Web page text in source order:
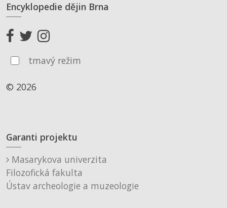
Encyklopedie dějin Brna
tmavý režim
© 2026
Garanti projektu
Masarykova univerzita
Filozofická fakulta
Ústav archeologie a muzeologie